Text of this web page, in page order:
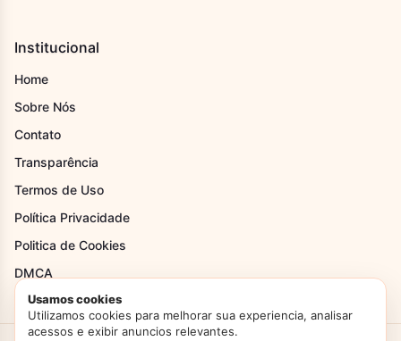
Institucional
Home
Sobre Nós
Contato
Transparência
Termos de Uso
Política Privacidade
Politica de Cookies
DMCA
Usamos cookies
Utilizamos cookies para melhorar sua experiencia, analisar
acessos e exibir anuncios relevantes.